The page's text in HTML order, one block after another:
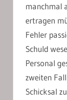
manchmal
ertragen
Fehler
Schuld
Personal
zweiten
Schicksal